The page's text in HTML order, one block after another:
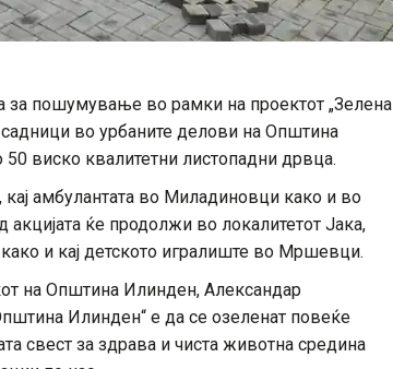
за пошумување во рамки на проектот „Зелена
во урбаните делови на Општина
виско квалитетни листопадни дрвца.
амбулантата во Миладиновци како и во
ќе продолжи во локалитетот Јака,
и кај детското игралиште во Мршевци.
на Општина Илинден, Александар
Илинден“ е да се озеленат повеќе
свест за здрава и чиста животна средина